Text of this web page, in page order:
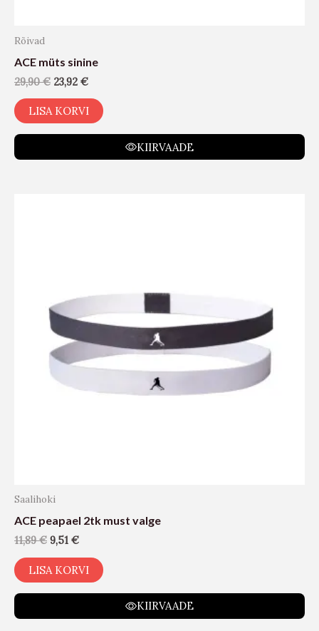
Rõivad
ACE müts sinine
29,90€ 23,92 €
LISA KORVI
KIIRVAADE
Saalihoki
ACE peapael 2tk must valge
11,89€ 9,51 €
LISA KORVI
KIIRVAADE